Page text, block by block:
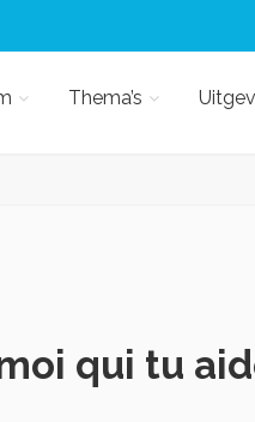
Thema’s
qui tu